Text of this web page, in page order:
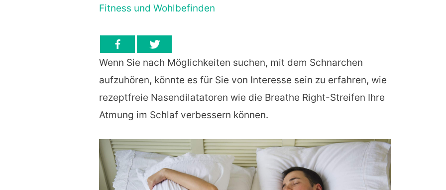
Fitness und Wohlbefinden
Wenn Sie nach Möglichkeiten suchen, mit dem Schnarchen
aufzuhören, könnte es für Sie von Interesse sein zu erfahren, wie
rezeptfreie Nasendilatatoren wie die Breathe Right-Streifen Ihre
Atmung im Schlaf verbessern können.